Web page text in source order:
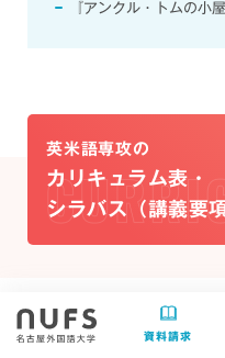
『アンクル・トムの小
英米語専攻の
カリキュラム表・
シラバス（講義要項
資料請求